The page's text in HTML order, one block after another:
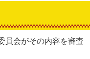
員会がその内容を審査